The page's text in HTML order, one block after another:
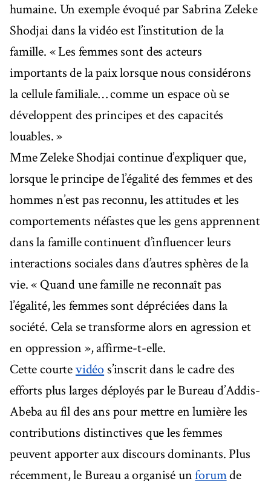
humaine. Un exemple évoqué par Sabrina Zeleke
Shodjai dans la vidéo est l’institution de la
famille. « Les femmes sont des acteurs
importants de la paix lorsque nous considérons
la cellule familiale… comme un espace où se
développent des principes et des capacités
louables. »
Mme Zeleke Shodjai continue d’expliquer que,
lorsque le principe de l’égalité des femmes et des
hommes n’est pas reconnu, les attitudes et les
comportements néfastes que les gens apprennent
dans la famille continuent d’influencer leurs
interactions sociales dans d’autres sphères de la
vie. « Quand une famille ne reconnaît pas
l’égalité, les femmes sont dépréciées dans la
société. Cela se transforme alors en agression et
en oppression », affirme-t-elle.
Cette courtevidéo s’inscrit dans le cadre des
efforts plus larges déployés par le Bureau d’Addis-
Abeba au fil des ans pour mettre en lumière les
contributions distinctives que les femmes
peuvent apporter aux discours dominants. Plus
récemment, le Bureau a organisé unforumde